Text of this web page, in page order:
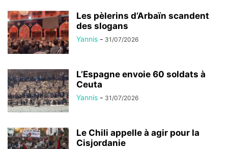
Les pèlerins d’Arbaïn scandent
des slogans
Yannis - 31/07/2026
L’Espagne envoie 60 soldats à
Ceuta
Yannis - 31/07/2026
Le Chili appelle à agir pour la
Cisjordanie